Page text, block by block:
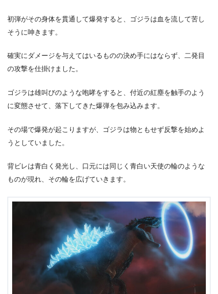
初弾がその身体を貫通して爆発すると、ゴジラは血を流して苦し
そうに呻きます。
確実にダメージを与えてはいるものの決め手にはならず、二発目
の攻撃を仕掛けました。
ゴジラは雄叫びのような咆哮をすると、付近の紅塵を触手のよう
に変態させて、落下してきた爆弾を包み込みます。
その場で爆発が起こりますが、ゴジラは物ともせず反撃を始めよ
うとしていました。
背ビレは青白く発光し、口元には同じく青白い天使の輪のような
ものが現れ、その輪を広げていきます。